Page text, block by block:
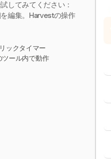
してみてください：
編集。Harvestの操作
ックタイマー
ール内で動作